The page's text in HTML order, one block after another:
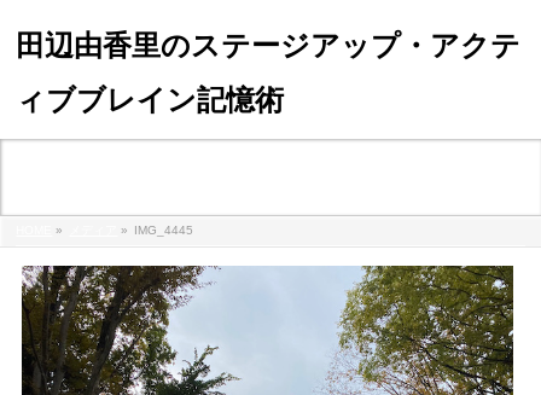
田辺由香里のステージアップ・アクテ
ィブブレイン記憶術
» » IMG_4445